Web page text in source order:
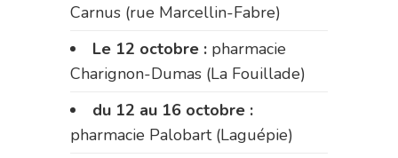
Carnus (rue Marcellin-Fabre)
Le 12 octobre : pharmacie
Charignon-Dumas (La Fouillade)
du 12 au 16 octobre :
pharmacie Palobart (Laguépie)